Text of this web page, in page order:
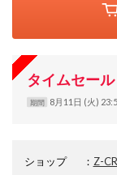
タイムセール
期間 8月11日 (火)
ショップ ： Z-